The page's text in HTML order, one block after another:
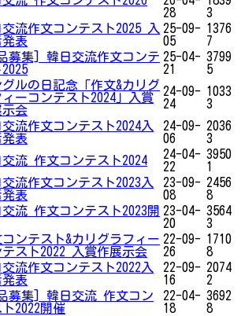
28
3
流作文コンテスト2025 入
発表
25-09-
05
1376
7
募集] 韓日交流作文コンテ 25-04-
21
3799
5
グルの日記念「作文&カリグ
ィーコンテスト2024」入賞
示会
24-09-
24
1033
3
流作文コンテスト2024入
発表
24-09-
06
2036
3
流 作文コンテスト2024
24-04-
22
3950
1
流作文コンテスト2023入
発表
23-09-
08
2456
8
流 作文コンテスト2023開 23-04-
20
3564
3
ンテスト&カリグラフィー
テスト2022 入賞作展示会
22-09-
26
1710
8
流作文コンテスト2022入
発表
22-09-
16
2074
2
募集] 韓日交流 作文コン
2022開催
22-04-
18
3692
8